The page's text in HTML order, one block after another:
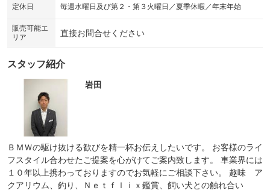
定休日 毎週水曜日及び第２・第３火曜日／夏季休暇／年末年始
販売可能エ
リア
直接お問合せください
スタッフ紹介
岩田
ＢＭＷの駆け抜ける歓びを精一杯お伝えしたいです。 お客様のライ
フスタイル合わせたご提案を心がけてご案内致します。 車業界には
１０年以上携わっておりますのでお気軽にご相談下さい。 趣味 ア
クアリウム、釣り、Ｎｅｔｆｌｉｘ鑑賞、飼い犬との触れ合い